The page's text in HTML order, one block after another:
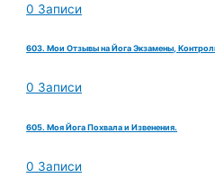
0 Записи
603. Мои Отзывы на Йога Экзамены,
0 Записи
605. Моя Йога Похвала и Извенения.
0 Записи